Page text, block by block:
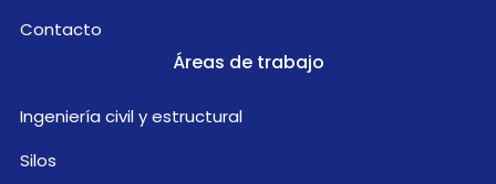
Contacto
Áreas de trabajo
Ingeniería civil y estructural
Silos